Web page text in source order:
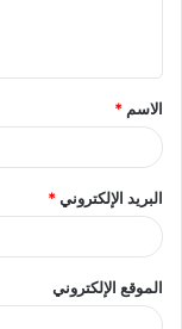
ق
*
الاسم *
البريد الإلكتروني*
الموقع الإلكتروني